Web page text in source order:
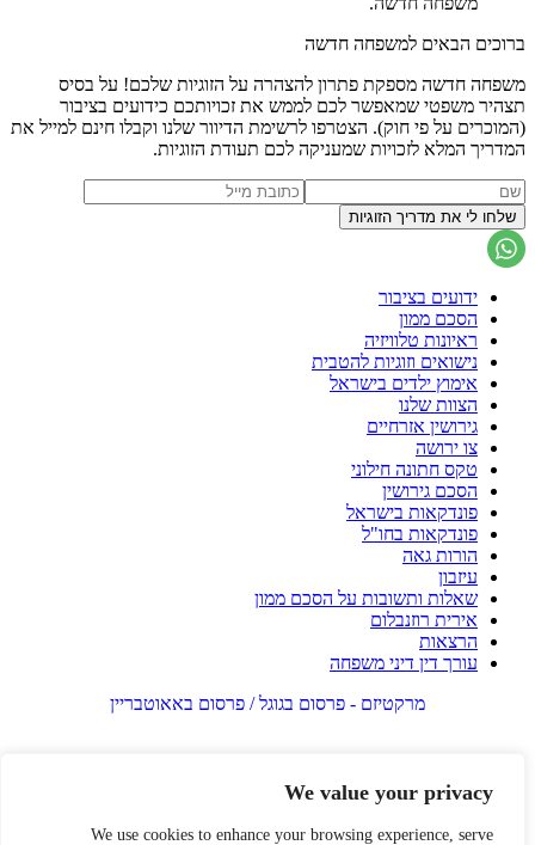
We value your privacy
We use cookies to enhance your browsing experience, serve
ברוכים הבאים למשפחה חדשה
משפחה חדשה מספקת פתרון להצהרה על הזוגיות שלכם! על בסיס
תצהיר משפטי שמאפשר לכם לממש את זכויותכם כידועים בציבור
(המוכרים על פי חוק). הצטרפו לרשימת הדיוור שלנו וקבלו חינם למייל את
המדריך המלא לזכויות שמעניקה לכם תעודת הזוגיות.
ידועים בציבור
הסכם ממון
ראיונות טלוויזיה
נישואים וזוגיות להטבית
אימוץ ילדים בישראל
הצוות שלנו
גירושין אזרחיים
צו ירושה
טקס חתונה חילוני
הסכם גירושין
פונדקאות בישראל
פונדקאות בחו"ל
הורות גאה
עיזבון
שאלות ותשובות על הסכם ממון
אירית רוזנבלום
הרצאות
עורך דין דיני משפחה
מרקטיזם - פרסום בגוגל / פרסום באאוטבריין